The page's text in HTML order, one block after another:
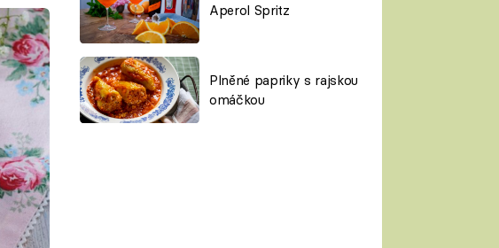
Aperol Spritz
Plněné papriky s rajskou
omáčkou